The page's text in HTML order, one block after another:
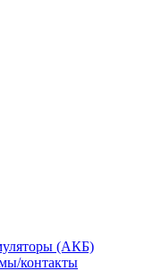
(АКБ)
контакты